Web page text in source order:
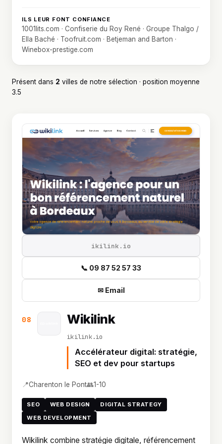
ILS LEUR FONT CONFIANCE
1001lits.com · Confiserie du Roy René · Groupe Thalgo /
Ella Baché · Toofruit.com · Betjeman and Barton ·
Winebox-prestige.com
Présent dans 2 villes de notre sélection · position moyenne
3.5
08 Wikilink
ikilink.io
Accélérateur digital: stratégie,
SEO et dev pour startups
📍Charenton le Pont👥1-10
SEO WEB DESIGN
DIGITAL STRATEGY
WEB DEVELOPMENT
Wikilink combine stratégie digitale, référencement
ikilink.io
📞 09 87 52 57 33
✉ Email